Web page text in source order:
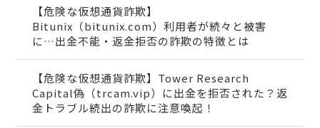
【危険な仮想通貨詐欺】
Bitunix（bitunix.com）利用者が続々と被害
に…出金不能・返金拒否の詐欺の特徴とは
【危険な仮想通貨詐欺】Tower Research
Capital偽（trcam.vip）に出金を拒否された？返
金トラブル続出の詐欺に注意喚起！